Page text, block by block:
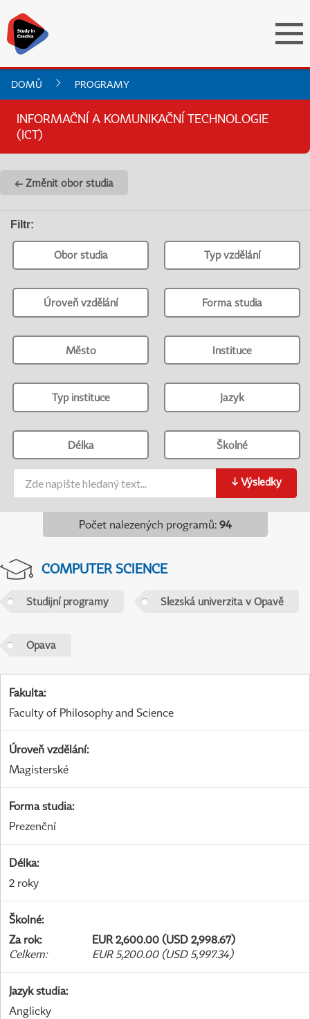
DOMŮ PROGRAMY
INFORMAČNÍ A KOMUNIKAČNÍ TECHNOLOGIE
(ICT)
← Změnit obor studia
Filtr:
Obor studia Typ vzdělání
Úroveň vzdělání Forma studia
Město Instituce
Typ instituce Jazyk
Délka Školné
↓ Výsledky
Počet nalezených programů: 94
COMPUTER SCIENCE
Studijní programy Slezská univerzita v Opavě
Opava
Fakulta:
Faculty of Philosophy and Science
Úroveň vzdělání:
Magisterské
Forma studia:
Prezenční
Délka:
2 roky
Školné:
Za rok:
EUR 2,600.00 (USD 2,998.67)
Celkem: EUR 5,200.00 (USD 5,997.34)
Jazyk studia:
Anglicky